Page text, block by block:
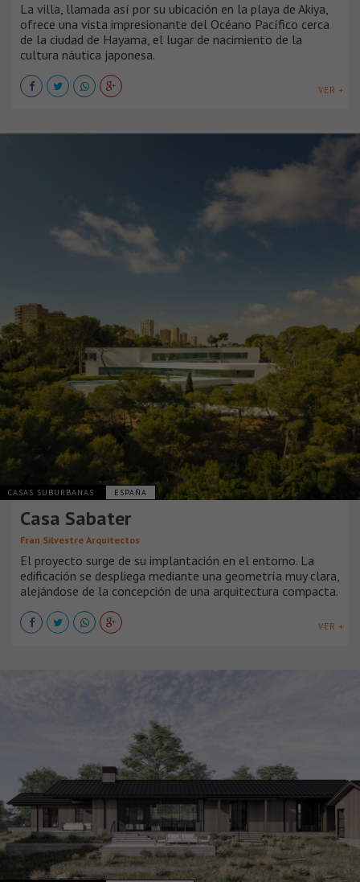
La villa, llamada así por su ubicación en la playa de Akiya,
ofrece una vista impresionante del Océano Pacífico cerca
de la ciudad de Hayama, el lugar de nacimiento de la
cultura náutica japonesa.
VER +
CASAS SUBURBANAS ESPAÑA
Casa Sabater
Fran Silvestre Arquitectos
El proyecto surge de su implantación en el entorno. La
edificación se despliega mediante una geometría muy clara,
alejándose de la concepción de una arquitectura compacta.
VER +